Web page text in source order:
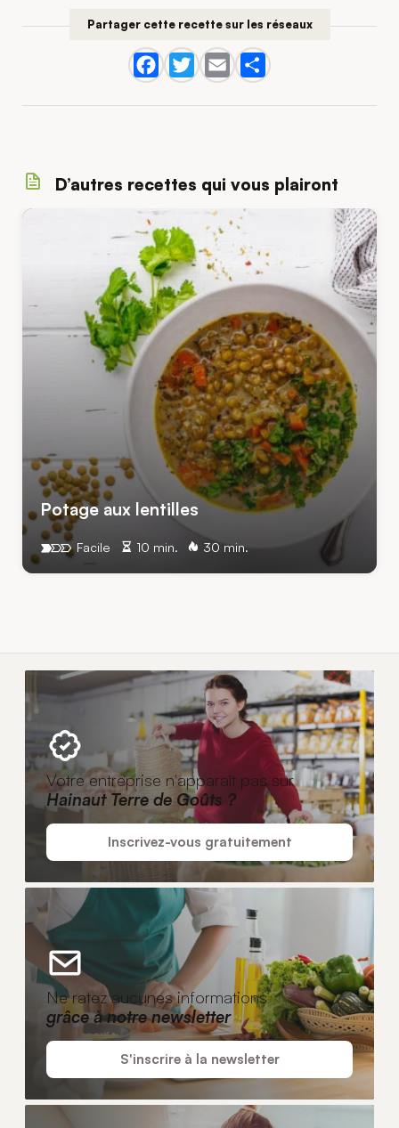
Partager cette recette sur les réseaux
D’autres recettes qui vous plairont
Potage aux lentilles
10 min. 30 min.
Facile
Votre entreprise n'apparaît pas sur
Hainaut Terre de Goûts ?
Inscrivez-vous gratuitement
Ne ratez aucunes informations
grâce à notre newsletter
S'inscrire à la newsletter